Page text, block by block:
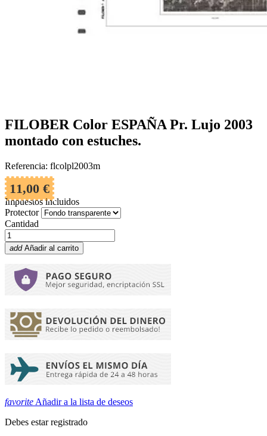
FILOBER Color ESPAÑA Pr. Lujo 2003
montado con estuches.
Referencia: flcolpl2003m
11,00 €
Impuestos incluidos
Protector
Cantidad
add Añadir al carrito
favorite Añadir a la lista de deseos
Debes estar registrado